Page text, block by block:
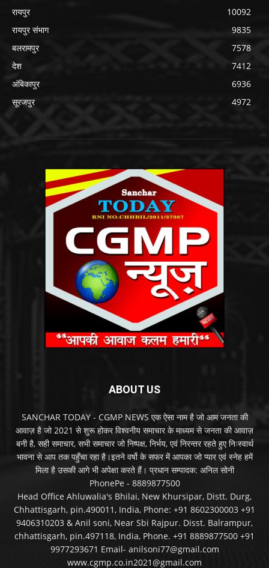
रायपुर
10092
रायपुर संभाग
9835
बलरामपुर
7578
देश
7412
अंबिकापुर
6936
सूरजपुर
4972
ABOUT US
SANCHAR TODAY - CGMP NEWS एक ऐसा नाम है जो आम जनता की
आवाज़ है जो 2021 से शुरू होकर विश्वनीय समाचार के माध्यम से जनता की आवाज़
बनी है, सही समाचार, सभी समाचार जो निष्पक्ष, निर्भय, एवं निरन्तर रहते हुए निःस्वार्थ
भावना से आप तक पहुँचा रहा है।इतने वर्षो के सफर में आपका जो प्यार एवं स्नेह हमें
मिला है उसकी आगे भी अपेक्षा करते हैं। प्रधान सम्पादक: अनिल सोनी
PhonePe - 8889877500
Head Office Ahluwalia's Bhilai, New Khursipar, Distt. Durg,
Chhattisgarh, pin.490011, India, Phone: +91 8602300003 +91
9406310203 & Anil soni, Near Sbi Rajpur. Disst. Balrampur,
chhattisgarh, pin.497118, India, Phone. +91 8889877500 +91
9977293671 Email- anilsoni77@gmail.com
www.cgmp.co.in2021@gmail.com